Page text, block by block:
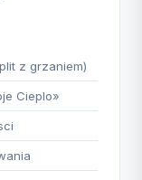
z grzaniem)
Cieplo»